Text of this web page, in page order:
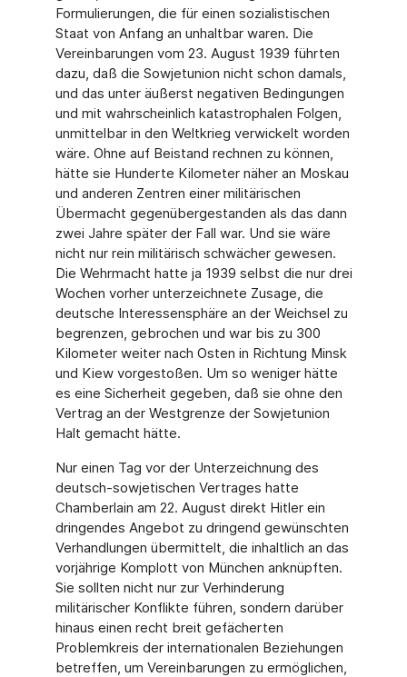
Formulierungen, die für einen sozialistischen
Staat von Anfang an unhaltbar waren. Die
Vereinbarungen vom 23. August 1939 führten
dazu, daß die Sowjetunion nicht schon damals,
und das unter äußerst negativen Bedingungen
und mit wahrscheinlich katastrophalen Folgen,
unmittelbar in den Weltkrieg verwickelt worden
wäre. Ohne auf Beistand rechnen zu können,
hätte sie Hunderte Kilometer näher an Moskau
und anderen Zentren einer militärischen
Übermacht gegenübergestanden als das dann
zwei Jahre später der Fall war. Und sie wäre
nicht nur rein militärisch schwächer gewesen.
Die Wehrmacht hatte ja 1939 selbst die nur drei
Wochen vorher unterzeichnete Zusage, die
deutsche Interessensphäre an der Weichsel zu
begrenzen, gebrochen und war bis zu 300
Kilometer weiter nach Osten in Richtung Minsk
und Kiew vorgestoßen. Um so weniger hätte
es eine Sicherheit gegeben, daß sie ohne den
Vertrag an der Westgrenze der Sowjetunion
Halt gemacht hätte.
Nur einen Tag vor der Unterzeichnung des
deutsch-sowjetischen Vertrages hatte
Chamberlain am 22. August direkt Hitler ein
dringendes Angebot zu dringend gewünschten
Verhandlungen übermittelt, die inhaltlich an das
vorjährige Komplott von München anknüpften.
Sie sollten nicht nur zur Verhinderung
militärischer Konflikte führen, sondern darüber
hinaus einen recht breit gefächerten
Problemkreis der internationalen Beziehungen
betreffen, um Vereinbarungen zu ermöglichen,